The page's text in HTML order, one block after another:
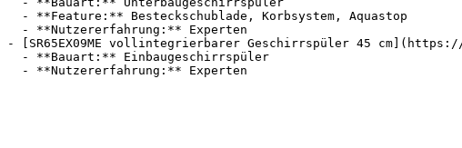
- [SR65EX09ME vollintegrierbarer Geschirrspüler 45 cm](https://